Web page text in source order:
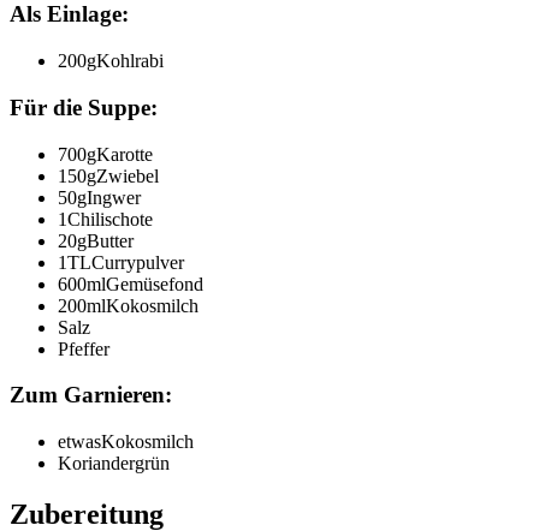
Als Einlage:
200gKohlrabi
Für die Suppe:
700gKarotte
150gZwiebel
50gIngwer
1Chilischote
20gButter
1TLCurrypulver
600mlGemüsefond
200mlKokosmilch
Salz
Pfeffer
Zum Garnieren:
etwasKokosmilch
Koriandergrün
Zubereitung